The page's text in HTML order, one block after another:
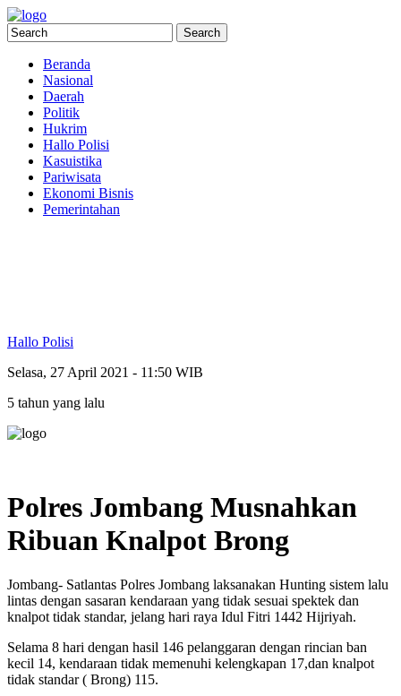
Beranda
Nasional
Daerah
Politik
Hukrim
Hallo Polisi
Kasuistika
Pariwisata
Ekonomi Bisnis
Pemerintahan
Hallo Polisi
Selasa, 27 April 2021 - 11:50 WIB
5 tahun yang lalu
Polres Jombang Musnahkan
Ribuan Knalpot Brong
Jombang- Satlantas Polres Jombang laksanakan Hunting sistem lalu
lintas dengan sasaran kendaraan yang tidak sesuai spektek dan
knalpot tidak standar, jelang hari raya Idul Fitri 1442 Hijriyah.
Selama 8 hari dengan hasil 146 pelanggaran dengan rincian ban
kecil 14, kendaraan tidak memenuhi kelengkapan 17,dan knalpot
tidak standar ( Brong) 115.